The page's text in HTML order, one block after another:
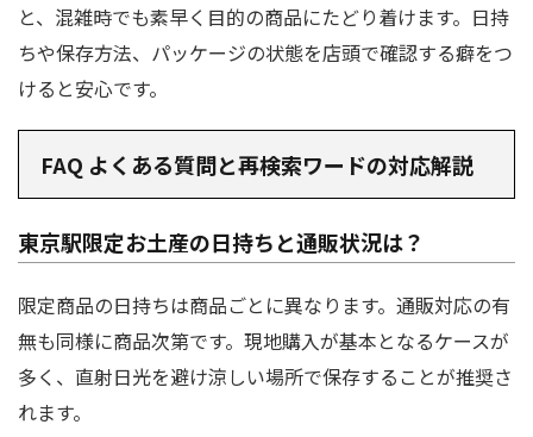
と、混雑時でも素早く目的の商品にたどり着けます。日持
ちや保存方法、パッケージの状態を店頭で確認する癖をつ
けると安心です。
FAQ よくある質問と再検索ワードの対応解説
東京駅限定お土産の日持ちと通販状況は？
限定商品の日持ちは商品ごとに異なります。通販対応の有
無も同様に商品次第です。現地購入が基本となるケースが
多く、直射日光を避け涼しい場所で保存することが推奨さ
れます。